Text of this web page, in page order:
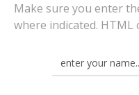
Make sure you enter
where indicated. HTML